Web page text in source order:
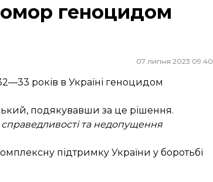
геноцидом
07 липня 2023 09:40
років в Україні геноцидом
подякувавши за це рішення.
та недопущення
підтримку України у боротьбі